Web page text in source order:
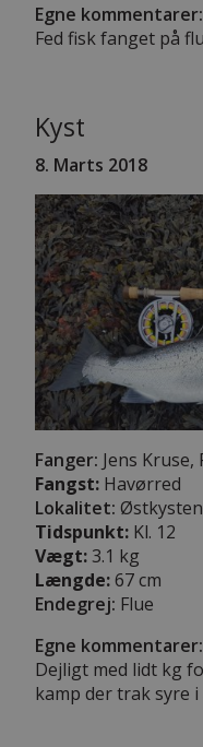
Egne kommentarer:
Fed fisk fanget på
Kyst
8. Marts 2018
Fanger: Jens Kruse,
Fangst: Havørred
Lokalitet: Østkysten
Tidspunkt: Kl. 12
Vægt:3.1 kg
Længde:67 cm
Endegrej: Flue
Egne kommentarer:
Dejligt med lidt kg
kamp der trak syre